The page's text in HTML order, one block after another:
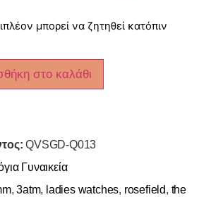
μπορεί να ζητηθεί κατόπιν
στο καλάθι
QVSGD-Q013
Γυναικεία
,3atm, ladies watches, rosefield, the